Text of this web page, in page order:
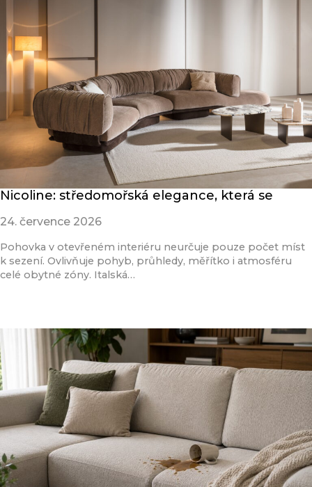
Nicoline: středomořská elegance, která se
24. července 2026
Pohovka v otevřeném interiéru neurčuje pouze počet míst
k sezení. Ovlivňuje pohyb, průhledy, měřítko i atmosféru
celé obytné zóny. Italská…